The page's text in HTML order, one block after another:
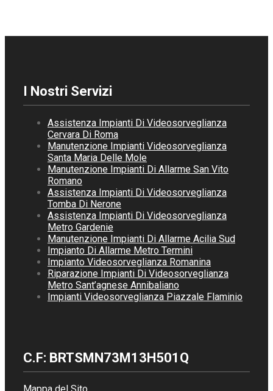
I Nostri Servizi
Assistenza Impianti Di Videosorveglianza
Cervara Di Roma
Manutenzione Impianti Videosorveglianza
Santa Maria Delle Mole
Manutenzione Impianti Di Allarme San Vito
Romano
Assistenza Impianti Di Videosorveglianza
Tomba Di Nerone
Assistenza Impianti Di Videosorveglianza
Metro Gardenie
Manutenzione Impianti Di Allarme Acilia Sud
Impianto Di Allarme Metro Termini
Impianto Videosorveglianza Romanina
Riparazione Impianti Di Videosorveglianza
Metro Sant’agnese Annibaliano
Impianti Videosorveglianza Piazzale Flaminio
C.F: BRTSMN73M13H501Q